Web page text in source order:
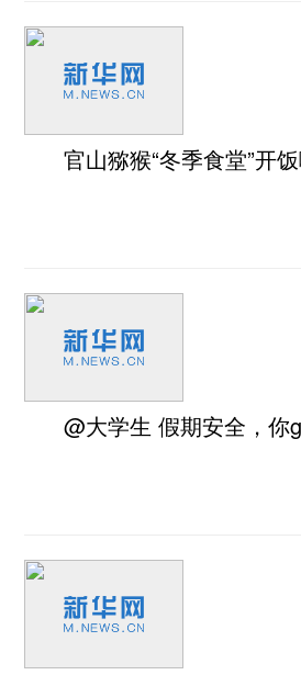
官山猕猴“冬季食堂”开饭
@大学生 假期安全，你